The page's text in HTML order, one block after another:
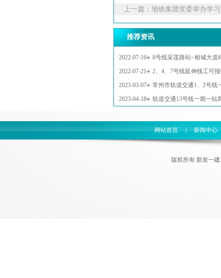
上一篇： 地铁集团党委举办学
推荐资讯
2022-07-16
8号线采莲路站~相城大道
2022-07-21
2、4、7号线延伸线工可
2023-03-07
常州市轨道交通1、2号线
条件
2023-04-18 轨道交通13号线一期一站
网站首页 | 新闻中心
版权所有 新发一